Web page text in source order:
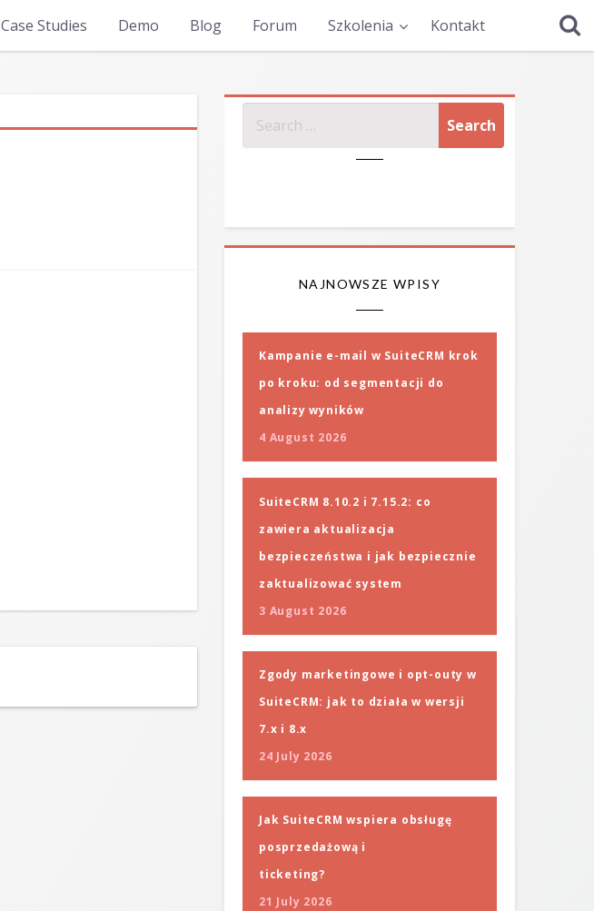
Case Studies Demo Blog Forum Szkolenia Kontakt
NAJNOWSZE WPISY
Kampanie e-mail w SuiteCRM krok
po kroku: od segmentacji do
analizy wyników
4 August 2026
SuiteCRM 8.10.2 i 7.15.2: co
zawiera aktualizacja
bezpieczeństwa i jak bezpiecznie
zaktualizować system
3 August 2026
Zgody marketingowe i opt-outy w
SuiteCRM: jak to działa w wersji
7.x i 8.x
24 July 2026
Jak SuiteCRM wspiera obsługę
posprzedażową i
ticketing?
21 July 2026